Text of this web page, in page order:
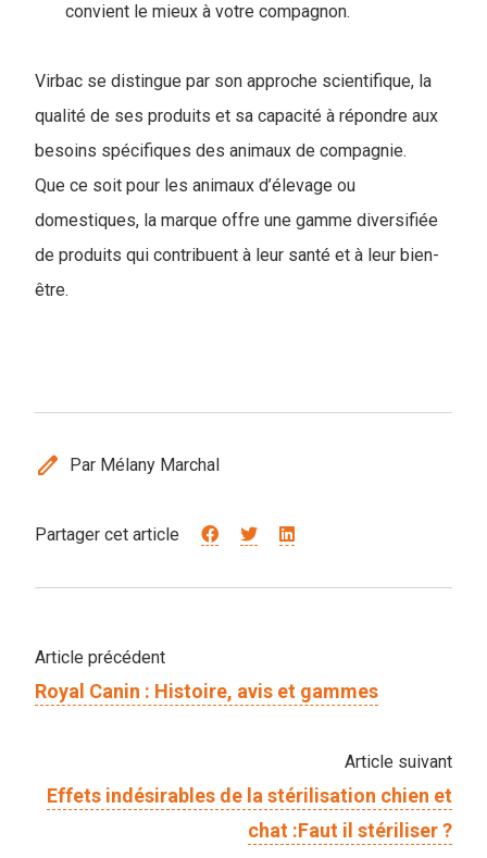
convient le mieux à votre compagnon.
Virbac se distingue par son approche scientifique, la
qualité de ses produits et sa capacité à répondre aux
besoins spécifiques des animaux de compagnie.
Que ce soit pour les animaux d’élevage ou
domestiques, la marque offre une gamme diversifiée
de produits qui contribuent à leur santé et à leur bien-
être.
edit Par Mélany Marchal
Partager cet article
Article précédent
Royal Canin : Histoire, avis et gammes
Article suivant
Effets indésirables de la stérilisation chien et
chat :Faut il stériliser ?